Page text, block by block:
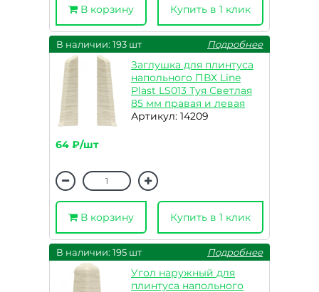
В корзину Купить в 1 клик
В наличии: 193 шт Подробнее
Заглушка для плинтуса
напольного ПВХ Line
Plast LS013 Туя Светлая
85 мм правая и левая
Артикул: 14209
64 ₽/шт
В корзину Купить в 1 клик
В наличии: 195 шт Подробнее
Угол наружный для
плинтуса напольного